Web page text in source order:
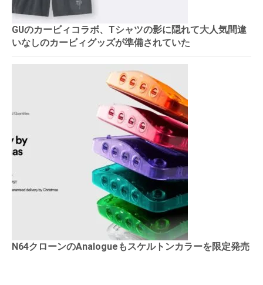
GUのカービィコラボ、Tシャツの影に隠れて大人気間違
いなしのカービィグッズが準備されていた
N64クローンのAnalogueもスケルトンカラーを限定発売